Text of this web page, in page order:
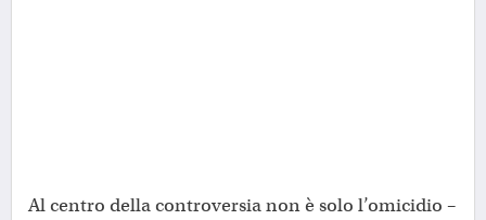
Al centro della controversia non è solo l’omicidio –